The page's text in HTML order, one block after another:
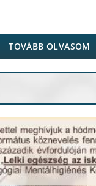
TOVÁBB OLVASOM